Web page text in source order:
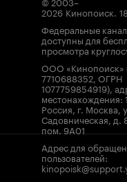
2026 Кинопоиск.
Федеральные
доступны для
просмотра
ООО
7710688352, ОГРН
1077759854919),
местонахождения:
Россия, г. Москва,
Садовническая, д.
пом. 9А01
Адрес для
пользователей: